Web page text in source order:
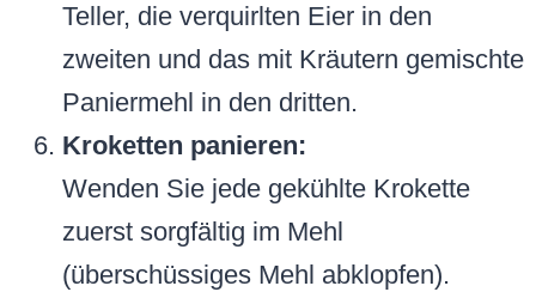
Teller, die verquirlten Eier in den
zweiten und das mit Kräutern gemischte
Paniermehl in den dritten.
Kroketten panieren:
Wenden Sie jede gekühlte Krokette
zuerst sorgfältig im Mehl
(überschüssiges Mehl abklopfen).